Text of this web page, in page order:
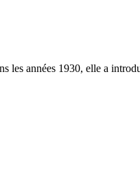
années 1930, elle a